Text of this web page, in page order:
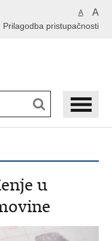
A A
Prilagodba pristupačnosti
u